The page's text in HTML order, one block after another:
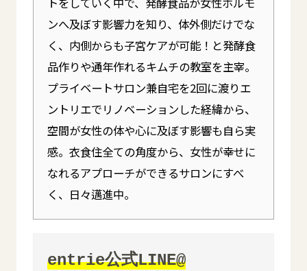
ンへ及ぼす影響力を知り、体外側だけでな
く、内側からも子宮ケアが可能！と発酵食
品作りや通年作れるキムチの教室を主宰。
プライベートサロン兼自宅を2回に渡りエ
ントリエでリノベーションした経緯から、
空間が女性の体や心に及ぼす影響も自ら実
感。衣食住全ての角度から、女性が幸せに
なれるアプローチができるサロンにすべ
く、日々邁進中。
entrie公式LINE@